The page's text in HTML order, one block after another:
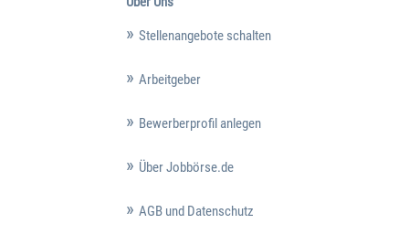
Stellenangebote schalten
Arbeitgeber
Bewerberprofil anlegen
Über Jobbörse.de
AGB und Datenschutz